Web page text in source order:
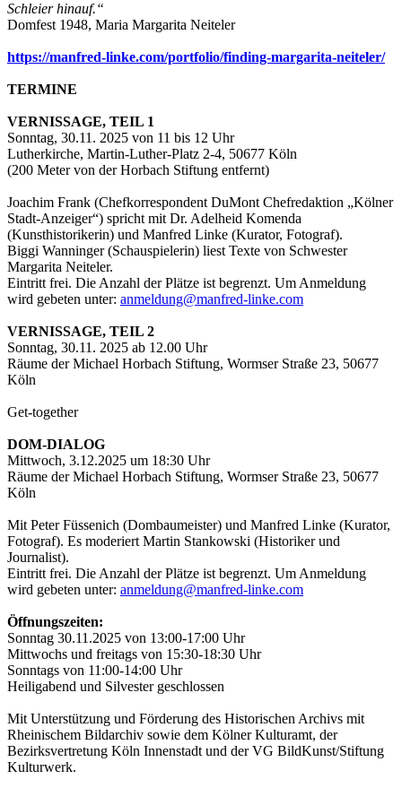
Schleier hinauf.“
Domfest 1948, Maria Margarita Neiteler
https://manfred-linke.com/portfolio/finding-margarita-neiteler/
TERMINE
VERNISSAGE, TEIL 1
Sonntag, 30.11. 2025 von 11 bis 12 Uhr
Lutherkirche, Martin-Luther-Platz 2-4, 50677 Köln
(200 Meter von der Horbach Stiftung entfernt)
Joachim Frank (Chefkorrespondent DuMont Chefredaktion „Kölner
Stadt-Anzeiger“) spricht mit Dr. Adelheid Komenda
(Kunsthistorikerin) und Manfred Linke (Kurator, Fotograf).
Biggi Wanninger (Schauspielerin) liest Texte von Schwester
Margarita Neiteler.
Eintritt frei. Die Anzahl der Plätze ist begrenzt. Um Anmeldung
wird gebeten unter: anmeldung@manfred-linke.com
VERNISSAGE, TEIL 2
Sonntag, 30.11. 2025 ab 12.00 Uhr
Räume der Michael Horbach Stiftung, Wormser Straße 23, 50677
Köln
Get-together
DOM-DIALOG
Mittwoch, 3.12.2025 um 18:30 Uhr
Räume der Michael Horbach Stiftung, Wormser Straße 23, 50677
Köln
Mit Peter Füssenich (Dombaumeister) und Manfred Linke (Kurator,
Fotograf). Es moderiert Martin Stankowski (Historiker und
Journalist).
Eintritt frei. Die Anzahl der Plätze ist begrenzt. Um Anmeldung
wird gebeten unter: anmeldung@manfred-linke.com
Öffnungszeiten:
Sonntag 30.11.2025 von 13:00-17:00 Uhr
Mittwochs und freitags von 15:30-18:30 Uhr
Sonntags von 11:00-14:00 Uhr
Heiligabend und Silvester geschlossen
Mit Unterstützung und Förderung des Historischen Archivs mit
Rheinischem Bildarchiv sowie dem Kölner Kulturamt, der
Bezirksvertretung Köln Innenstadt und der VG BildKunst/Stiftung
Kulturwerk.